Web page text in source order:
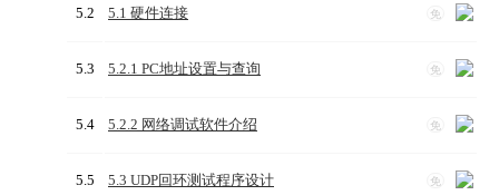
5.2 免
5.1 硬件连接
5.3 免
5.2.1 PC地址设置与查询
5.4 免
5.2.2 网络调试软件介绍
5.5 免
5.3 UDP回环测试程序设计